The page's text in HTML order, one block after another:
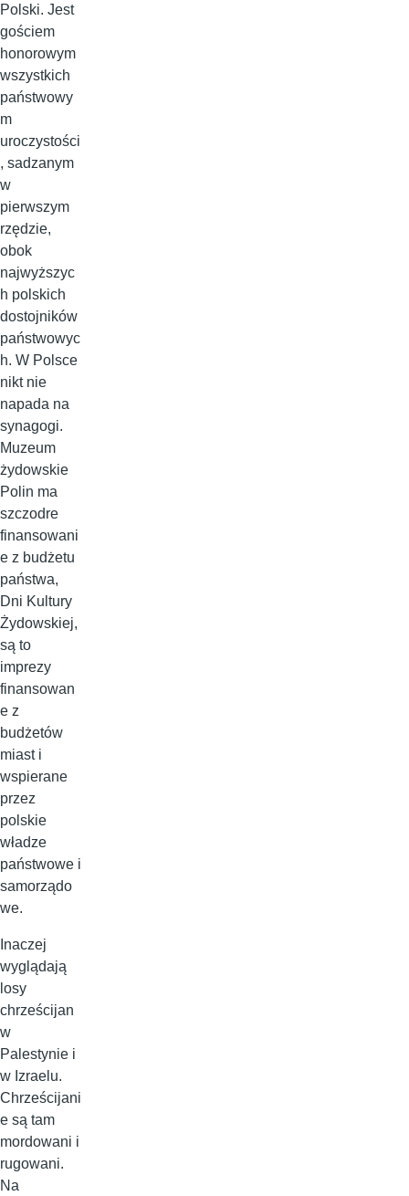
Polski. Jest
gościem
honorowym
wszystkich
państwowy
m
uroczystości
, sadzanym
w
pierwszym
rzędzie,
obok
najwyższyc
h polskich
dostojników
państwowyc
h. W Polsce
nikt nie
napada na
synagogi.
Muzeum
żydowskie
Polin ma
szczodre
finansowani
e z budżetu
państwa,
Dni Kultury
Żydowskiej,
są to
imprezy
finansowan
e z
budżetów
miast i
wspierane
przez
polskie
władze
państwowe i
samorządo
we.
Inaczej
wyglądają
losy
chrześcijan
w
Palestynie i
w Izraelu.
Chrześcijani
e są tam
mordowani i
rugowani.
Na